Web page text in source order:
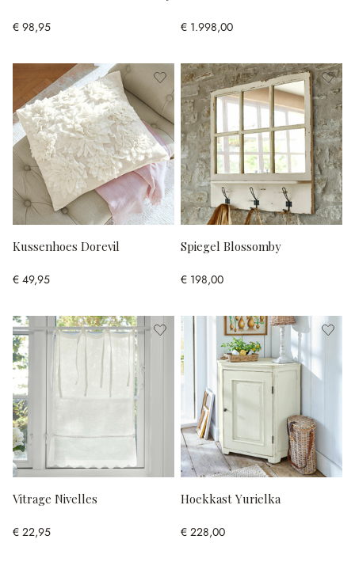
€ 98,95 € 1.998,00
Kussenhoes Dorevil
€ 49,95
Spiegel Blossomby
€ 198,00
Vitrage Nivelles
€ 22,95
Hoekkast Yurielka
€ 228,00